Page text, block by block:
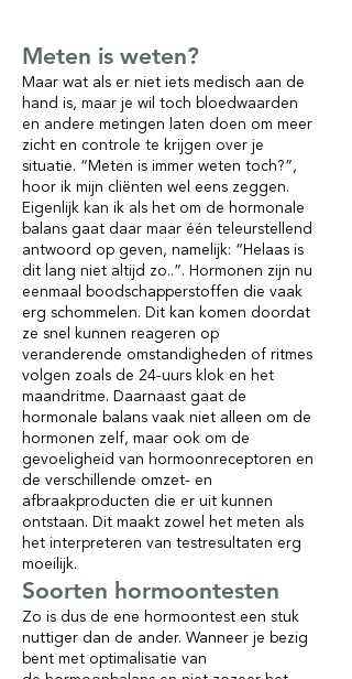
Meten is weten?
Maar wat als er niet iets medisch aan de
hand is, maar je wil toch bloedwaarden
en andere metingen laten doen om meer
zicht en controle te krijgen over je
situatie. “Meten is immer weten toch?”,
hoor ik mijn cliënten wel eens zeggen.
Eigenlijk kan ik als het om de hormonale
balans gaat daar maar één teleurstellend
antwoord op geven, namelijk: “Helaas is
dit lang niet altijd zo..”. Hormonen zijn nu
eenmaal boodschapperstoffen die vaak
erg schommelen. Dit kan komen doordat
ze snel kunnen reageren op
veranderende omstandigheden of ritmes
volgen zoals de 24-uurs klok en het
maandritme. Daarnaast gaat de
hormonale balans vaak niet alleen om de
hormonen zelf, maar ook om de
gevoeligheid van hormoonreceptoren en
de verschillende omzet- en
afbraakproducten die er uit kunnen
ontstaan. Dit maakt zowel het meten als
het interpreteren van testresultaten erg
moeilijk.
Soorten hormoontesten
Zo is dus de ene hormoontest een stuk
nuttiger dan de ander. Wanneer je bezig
bent met optimalisatie van